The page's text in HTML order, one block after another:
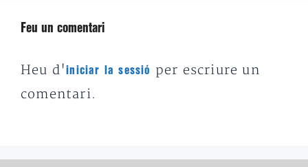
Feu un comentari
Heu d'iniciar la sessió
per escriure un
comentari.